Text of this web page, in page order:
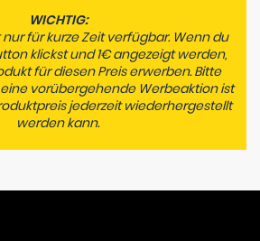
WICHTIG:
für kurze Zeit verfügbar. Wenn du
klickst und 1€ angezeigt werden,
für diesen Preis erwerben. Bitte
vorübergehende Werbeaktion ist
jederzeit wiederhergestellt
werden kann.